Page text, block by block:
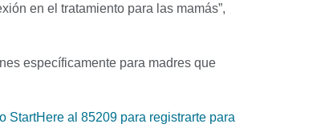
en el tratamiento para las mamás”,
específicamente para madres que
StartHere al 85209 para registrarte para